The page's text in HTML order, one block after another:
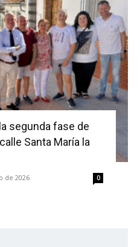
segunda fase de
Santa María la
de 2026 0